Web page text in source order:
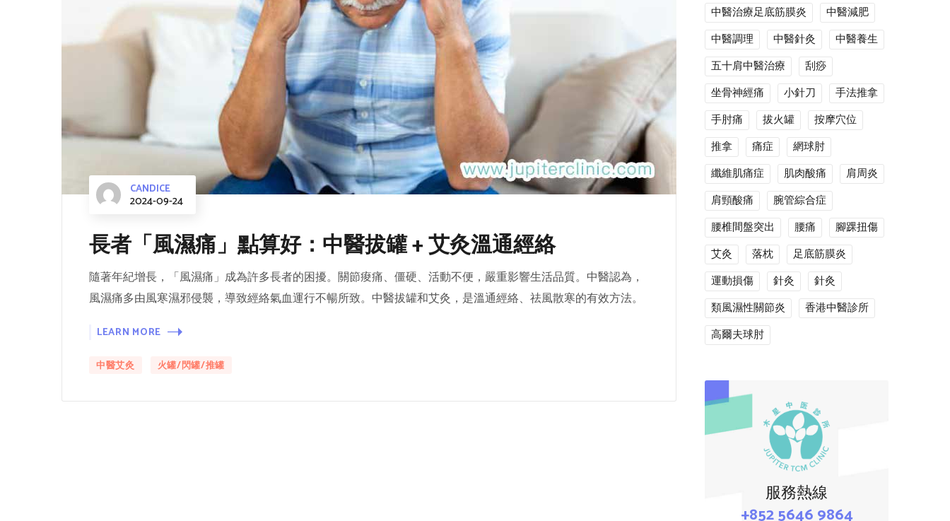
CANDICE
2024-09-24
長者「風濕痛」點算好：中醫拔罐 + 艾灸溫通經絡
隨著年紀增長，「風濕痛」成為許多長者的困擾。關節痠痛、僵硬、活動不便，嚴重影響生活品質。中醫認為，
風濕痛多由風寒濕邪侵襲，導致經絡氣血運行不暢所致。中醫拔罐和艾灸，是溫通經絡、祛風散寒的有效方法。
LEARN MORE
中醫艾灸 火罐/閃罐/推罐
中醫治療足底筋膜炎
中醫減肥
中醫調理
中醫針灸
中醫養生
五十肩中醫治療
刮痧
坐骨神經痛
小針刀
手法推拿
手肘痛
拔火罐
按摩穴位
推拿
痛症
網球肘
纖維肌痛症
肌肉酸痛
肩周炎
肩頸酸痛
腕管綜合症
腰椎間盤突出
腰痛
腳踝扭傷
艾灸
落枕
足底筋膜炎
運動損傷
針灸
針灸
類風濕性關節炎
香港中醫診所
高爾夫球肘
服務熱線
+852 5646 9864